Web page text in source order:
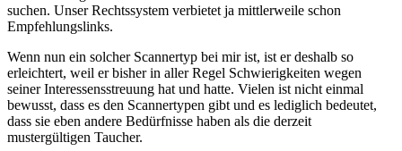
suchen. Unser Rechtssystem verbietet ja mittlerweile schon
Empfehlungslinks.
Wenn nun ein solcher Scannertyp bei mir ist, ist er deshalb so
erleichtert, weil er bisher in aller Regel Schwierigkeiten wegen
seiner Interessensstreuung hat und hatte. Vielen ist nicht einmal
bewusst, dass es den Scannertypen gibt und es lediglich bedeutet,
dass sie eben andere Bedürfnisse haben als die derzeit
mustergültigen Taucher.